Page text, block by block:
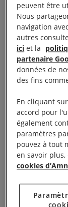
illégalement.
Afghan·e·s
manière –
États
renvois
Amnesty
globe de
les
violations
l’Afghanistan
procédures
prendre
peuvent être
Nous
navigation
autres
ici et la
partenaire
données de
des fins
En cliquant sur
accord pour
également
paramètres
pouvez à tout
en savoir plus,
cookies